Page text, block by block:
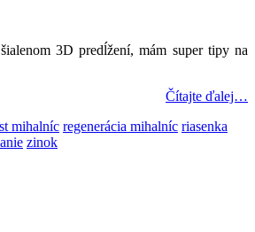
3D predĺžení, mám super tipy na
Čítajte ďalej…
mihalníc regenerácia mihalníc riasenka
zinok